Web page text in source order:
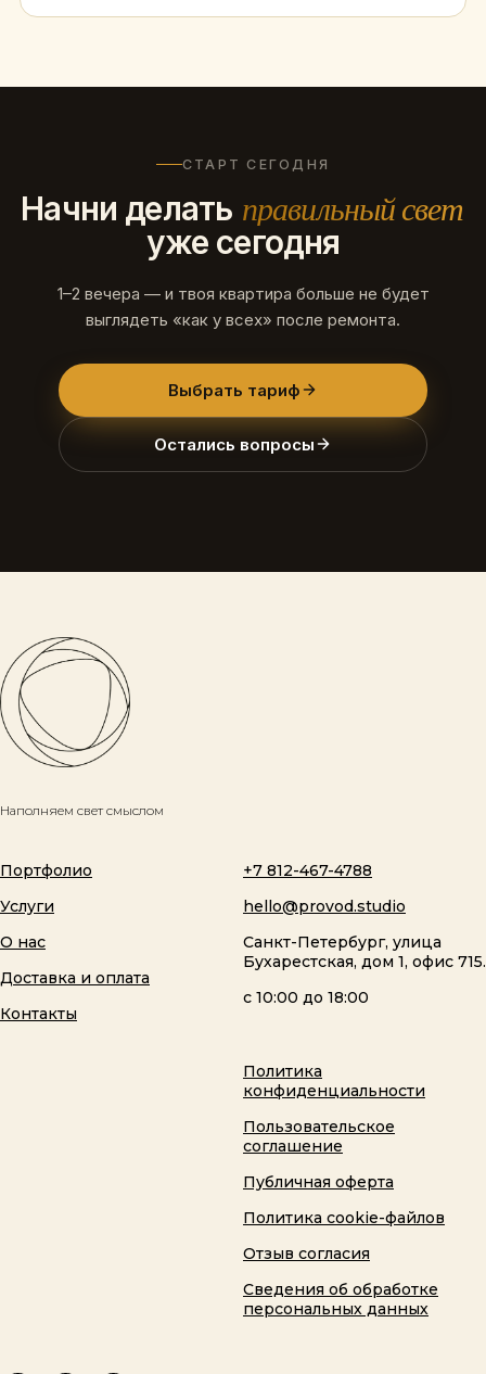
СТАРТ СЕГОДНЯ
Начни делать правильный свет
уже сегодня
1–2 вечера — и твоя квартира больше не будет
выглядеть «как у всех» после ремонта.
Выбрать тариф
Остались вопросы
Наполняем свет смыслом
Портфолио
Услуги
О нас
Доставка и оплата
Контакты
+7 812-467-4788
hello@provod.studio
Санкт-Петербург, улица
Бухарестская, дом 1, офис 715.
с 10:00 до 18:00
Политика
конфиденциальности
Пользовательское
соглашение
Публичная оферта
Политика cookie-файлов
Отзыв согласия
Сведения об обработке
персональных данных